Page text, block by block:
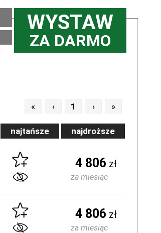
WYSTAW
ZA DARMO
« ‹ 1 › »
najtańsze najdroższe
4 806 zł
za miesiąc
4 806 zł
za miesiąc